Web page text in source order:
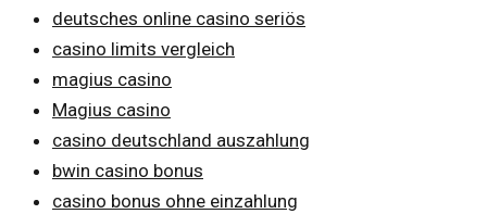
deutsches online casino seriös
casino limits vergleich
magius casino
Magius casino
casino deutschland auszahlung
bwin casino bonus
casino bonus ohne einzahlung